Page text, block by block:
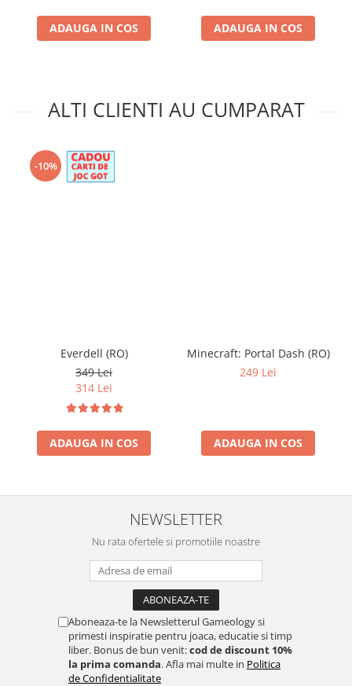
ADAUGA IN COS ADAUGA IN COS
ALTI CLIENTI AU CUMPARAT
-10%
Everdell (RO)
349 Lei
314 Lei
ADAUGA IN COS
Minecraft: Portal Dash (RO)
249 Lei
ADAUGA IN COS
NEWSLETTER
Nu rata ofertele si promotiile noastre
Aboneaza-te la Newsletterul Gameology si
primesti inspiratie pentru joaca, educatie si timp
liber. Bonus de bun venit:cod de discount 10%
la prima comanda. Afla mai multe in Politica
de Confidentialitate